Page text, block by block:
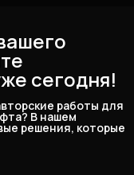
сегодня!
работы для
В нашем
решения, которые